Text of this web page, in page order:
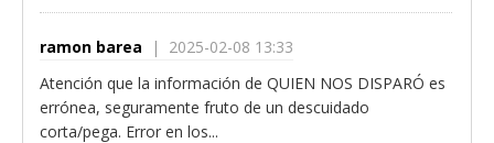
ramon barea | 2025-02-08 13:33
Atención que la información de QUIEN NOS DISPARÓ es
errónea, seguramente fruto de un descuidado
corta/pega. Error en los...